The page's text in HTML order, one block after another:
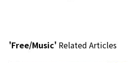
'Free/Music' Related Articles